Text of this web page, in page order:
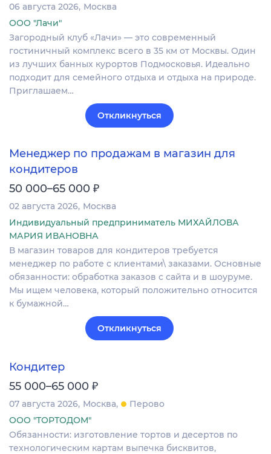
06 августа 2026 Москва
ООО "Лачи"
Загородный клуб «Лачи» — это современный
гостиничный комплекс всего в 35 км от Москвы. Один
из лучших банных курортов Подмосковья. Идеально
подходит для семейного отдыха и отдыха на природе.
Приглашаем…
Откликнуться
Менеджер по продажам в магазин для
кондитеров
50 000–65 000 ₽
02 августа 2026 Москва
Индивидуальный предприниматель МИХАЙЛОВА
МАРИЯ ИВАНОВНА
В магазин товаров для кондитеров требуется
менеджер по работе с клиентами\ заказами. Основные
обязанности: обработка заказов с сайта и в шоуруме.
Мы ищем человека, который положительно относится
к бумажной…
Откликнуться
Кондитер
55 000–65 000 ₽
07 августа 2026 Москва
Перово
ООО "ТОРТОДОМ"
Обязанности: изготовление тортов и десертов по
технологическим картам выпечка бисквитов,